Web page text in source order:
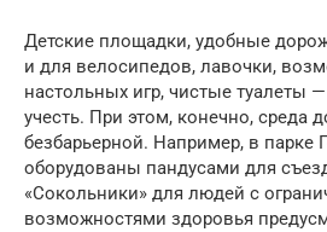
Детские площадки, удобные
и для велосипедов, лавочки,
настольных игр, чистые туалеты
учесть. При этом, конечно, среда
безбарьерной. Например, в парке
оборудованы пандусами для
«Сокольники» для людей с
возможностями здоровья